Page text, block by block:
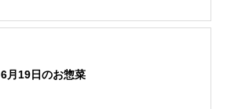
6月19日のお惣菜